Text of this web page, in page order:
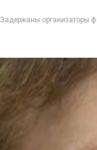
Задержаны организаторы